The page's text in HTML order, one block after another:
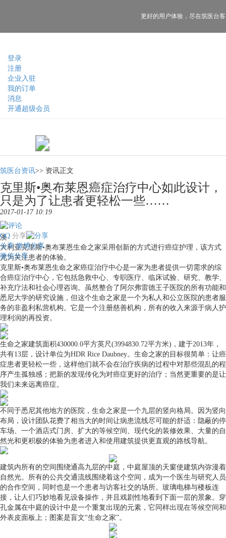
登录
注册
企业入驻
我的订单
消息
开通超级会员
更好的用户体验， 尽在筑医台
筑医台资讯>> 资讯正文
克里斯•奥布莱恩癌症治疗中心如此设计，
只是为了让患者更轻松一些……
2017-01-17 10:19
分享
QQ
分享 微博分享
微信分享
澳
大利亚克里斯•奥布莱恩生命之家采用创新的方式进行癌症护理，该方式
尤为关注患者的体验。
克里斯•奥布莱恩生命之家癌症治疗中心是一家为患者提供一切需求的综
合癌症治疗中心，它包括急救中心、专职医疗、临床试验、研究、教学、
补充疗法和社会心理咨询。虽然整合了阿尔弗雷德王子医院的所有功能和
悉尼大学的研究设施，但这个生命之家是一个为私人和公立医院的患者服
务的非盈利私营机构。它是一个注册慈善机构，所有的收入来源于病人护
理利润的再投资。
生命之家建筑面积430000.0平方英尺(3994830.72平方米)，建于2013年，
共有13层，设计单位为HDR Rice Daubney。生命之家的目标很简单：让癌
症患者更轻松一些，这样他们就不会在治疗疾病的过程中对那些混乱的程
序产生孤独感；把新的发现传化为对癌症更好的治疗；当然更重要的是让
我们未来远离癌症。
不同于悉尼其他地方的医院，生命之家是一个九层的竖向格局。因为竖向
布局，设计团队花费了相当大的时间让病患流线尽可能的舒适：隐蔽的停
车场、一个酒店式门房、扩大的等候空间、现代化的装修效果、大量的自
然光和更积极的体验为患者进入和使用建筑提供更直观的路线导航。
建筑内所有的空间围绕通高九层的中庭，中庭屋顶的天窗使建筑内弥漫着
自然光。所有的公共交通流线围绕着这个空间，成为一个医生与研究人员
的合作空间，同时也是一个患者与访客社交的场所。玻璃电梯与楼板连
接，让人们巧妙地看见设备操作，并且戏剧性地看到下面一层的景象。穿
孔金属在中庭的设计中是一个重复出现的元素，它同样出现在等候空间和
外表皮面板上；图案是盲文“生命之家”。